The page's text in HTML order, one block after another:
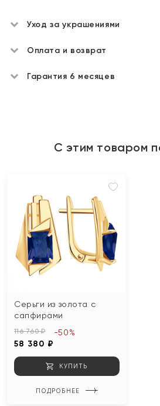
Уход за украшениями
Оплата и возврат
Гарантия 6 месяцев
С этим товаром
Серьги из золота с
сапфирами
116 760 ₽
58 380 ₽
-50%
КУПИТЬ
ПОДРОБНЕЕ